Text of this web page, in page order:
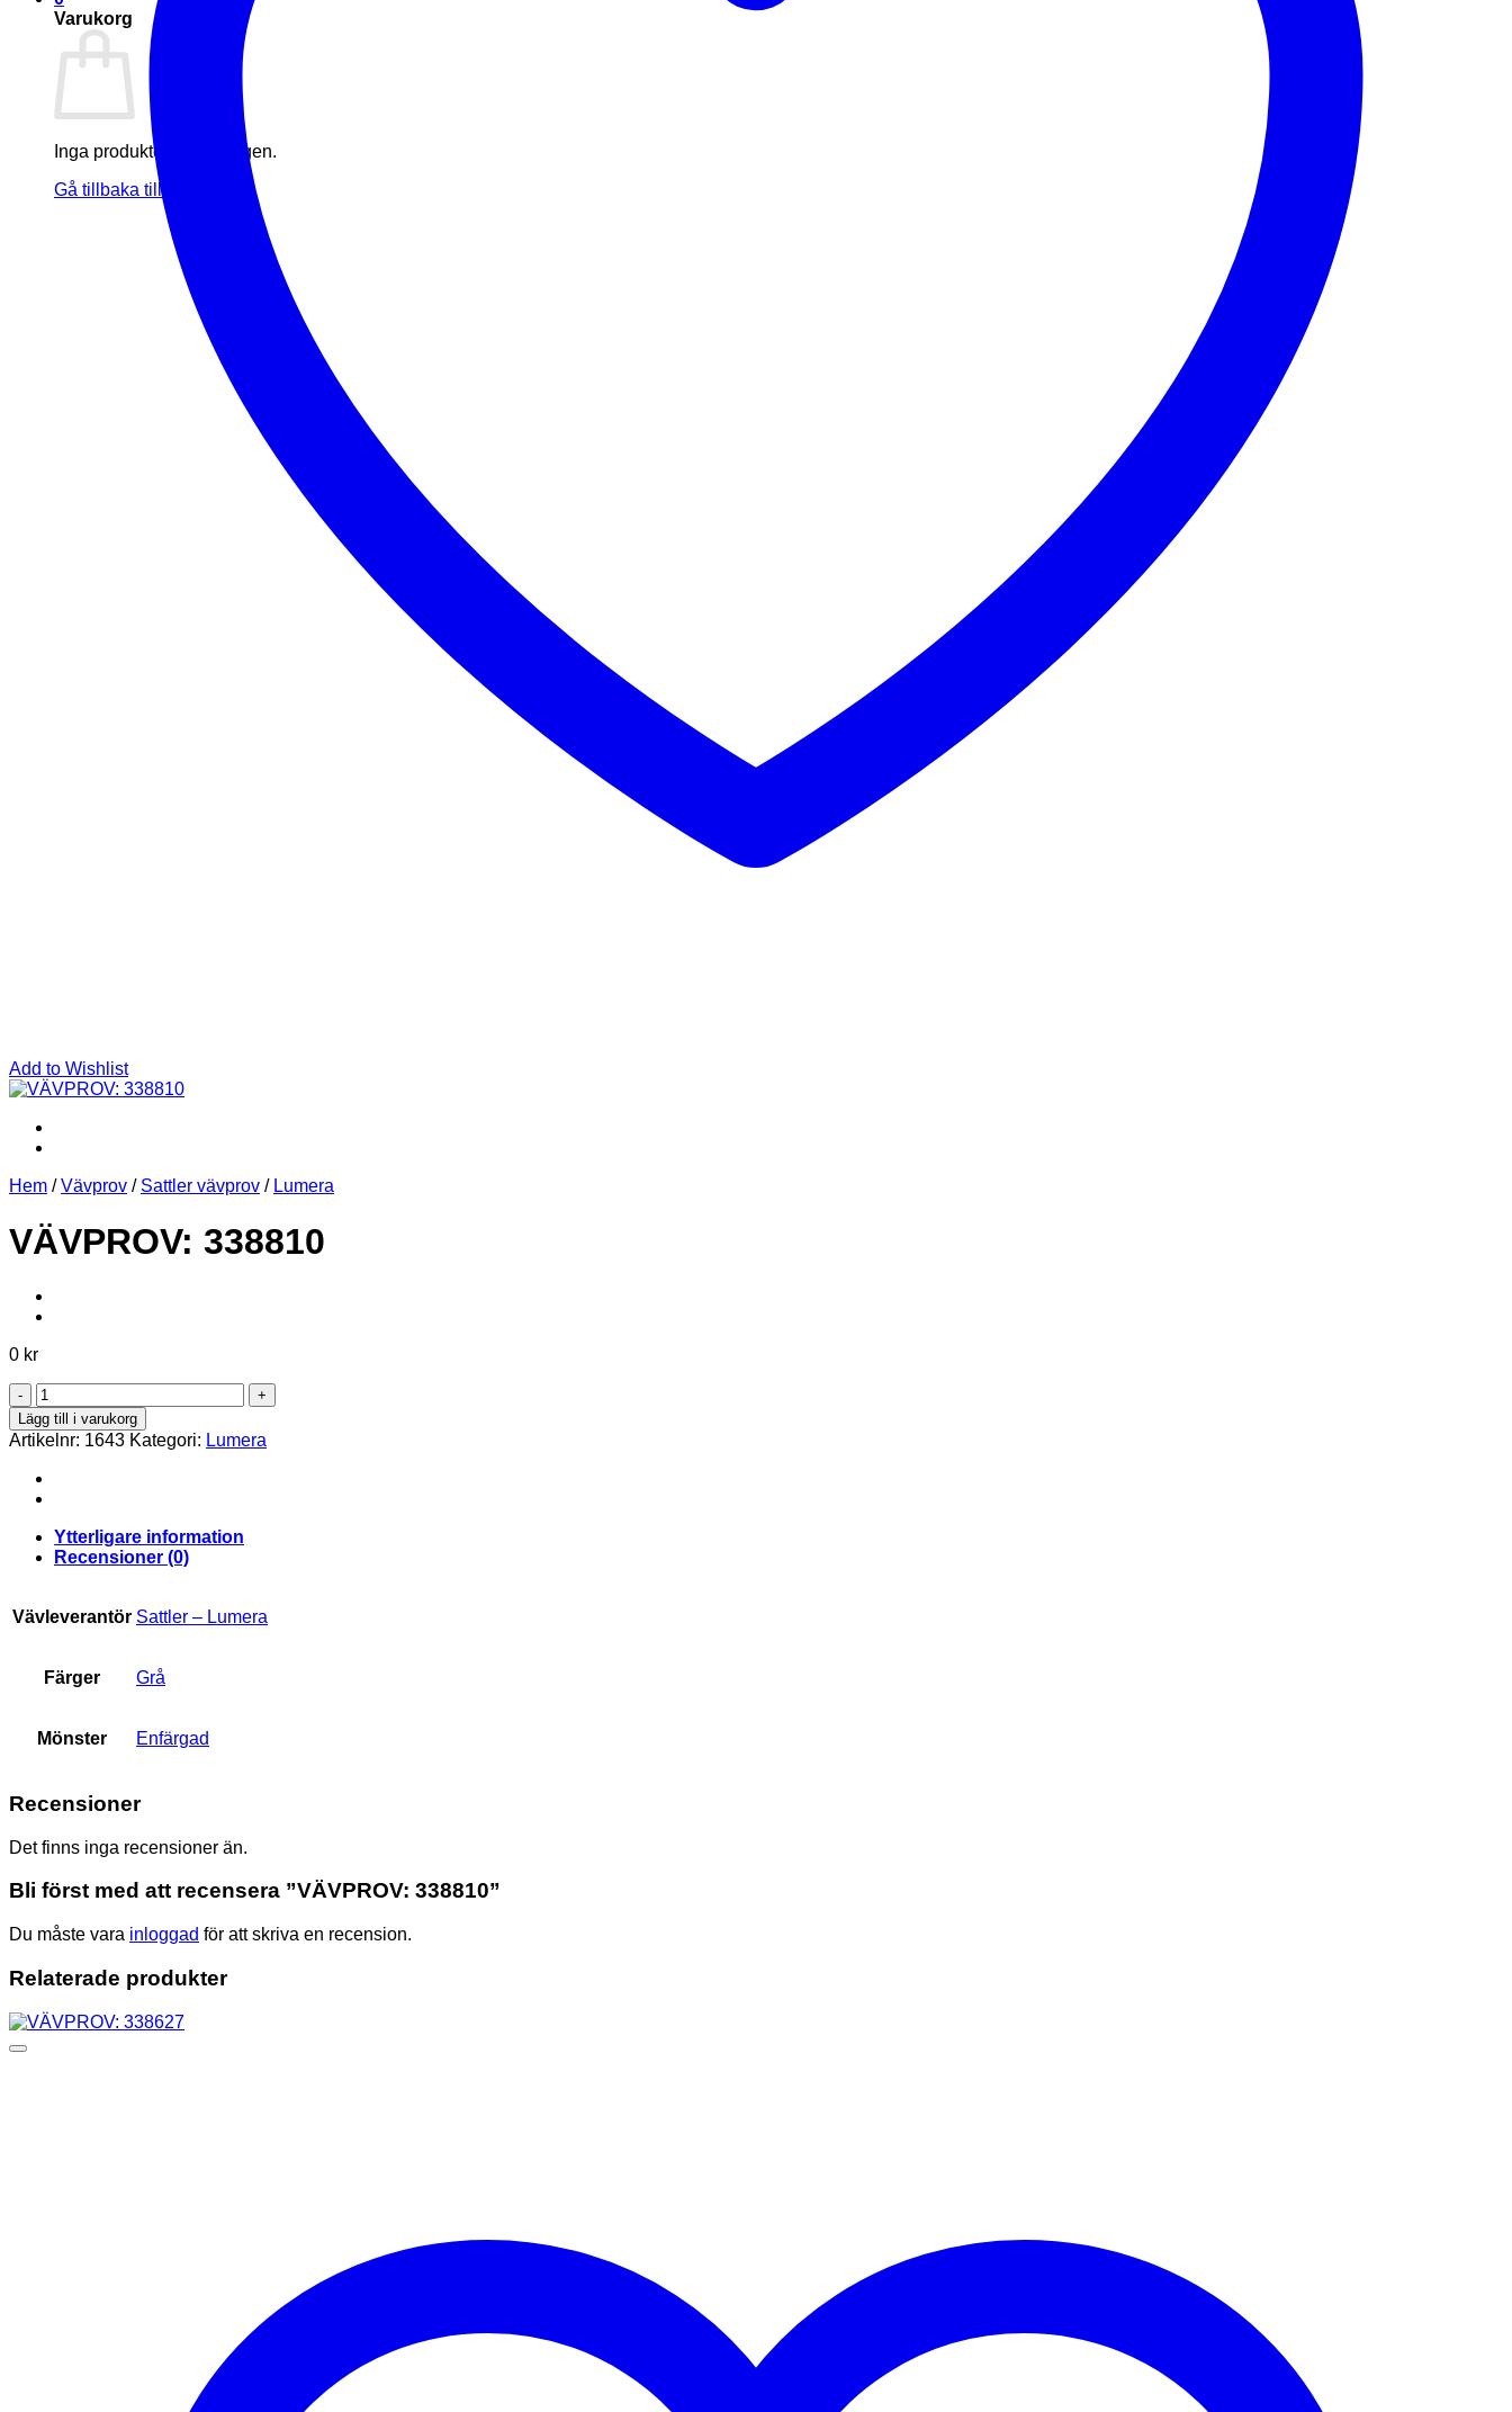
Varukorg
Inga produkter i varukorgen.
Gå tillbaka till butiken
Add to Wishlist
Hem / Vävprov / Sattler vävprov / Lumera
VÄVPROV: 338810
0 kr
VÄVPROV:
338810
mängd
Lägg till i varukorg
Artikelnr: 1643 Kategori: Lumera
Ytterligare information
Recensioner (0)
Vävleverantör Sattler – Lumera
Färger Grå
Mönster Enfärgad
Recensioner
Det finns inga recensioner än.
Bli först med att recensera ”VÄVPROV: 338810”
Du måste vara inloggad för att skriva en recension.
Relaterade produkter